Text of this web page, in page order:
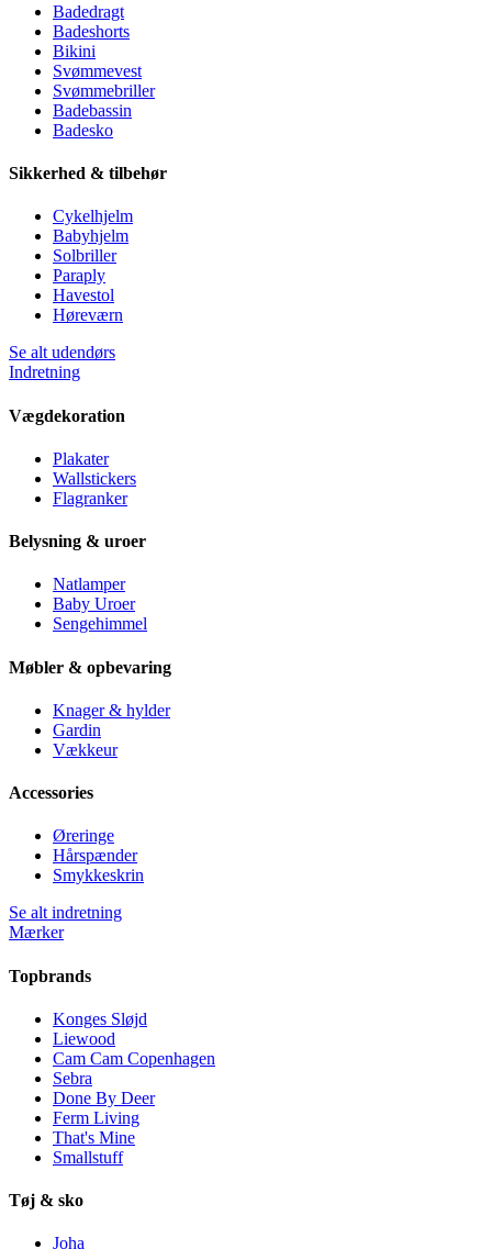
Badedragt
Badeshorts
Bikini
Svømmevest
Svømmebriller
Badebassin
Badesko
Sikkerhed & tilbehør
Cykelhjelm
Babyhjelm
Solbriller
Paraply
Havestol
Høreværn
Se alt udendørs
Indretning
Vægdekoration
Plakater
Wallstickers
Flagranker
Belysning & uroer
Natlamper
Baby Uroer
Sengehimmel
Møbler & opbevaring
Knager & hylder
Gardin
Vækkeur
Accessories
Øreringe
Hårspænder
Smykkeskrin
Se alt indretning
Mærker
Topbrands
Konges Sløjd
Liewood
Cam Cam Copenhagen
Sebra
Done By Deer
Ferm Living
That's Mine
Smallstuff
Tøj & sko
Joha